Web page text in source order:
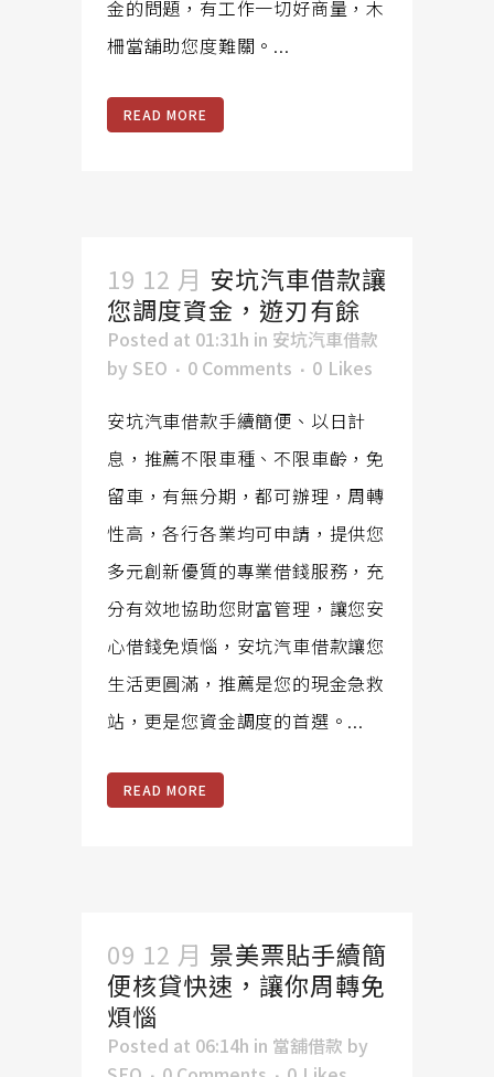
金的問題，有工作一切好商量，木
柵當舖助您度難關。...
READ MORE
19 12 月 安坑汽車借款讓
您調度資金，遊刃有餘
Posted at 01:31h in 安坑汽車借款
by SEO 0 Comments 0 Likes
安坑汽車借款手續簡便、以日計
息，推薦不限車種、不限車齡，免
留車，有無分期，都可辦理，周轉
性高，各行各業均可申請，提供您
多元創新優質的專業借錢服務，充
分有效地協助您財富管理，讓您安
心借錢免煩惱，安坑汽車借款讓您
生活更圓滿，推薦是您的現金急救
站，更是您資金調度的首選。...
READ MORE
09 12 月 景美票貼手續簡
便核貸快速，讓你周轉免
煩惱
Posted at 06:14h in 當舖借款 by